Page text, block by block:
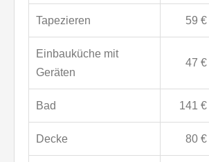
Tapezieren 59 €
Einbauküche mit
Geräten
47 €
Bad 141 €
Decke 80 €